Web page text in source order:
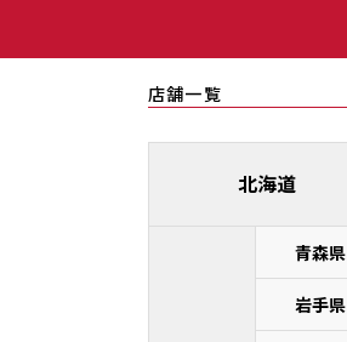
店舗一覧
北海道
青森県
岩手県